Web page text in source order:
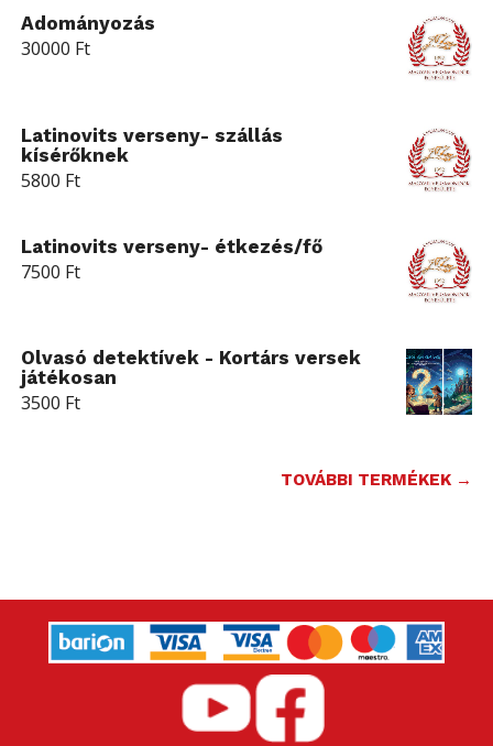
Adományozás
30000 Ft
Latinovits verseny- szállás
kísérőknek
5800 Ft
Latinovits verseny- étkezés/fő
7500 Ft
Olvasó detektívek - Kortárs versek
játékosan
3500 Ft
TOVÁBBI TERMÉKEK →